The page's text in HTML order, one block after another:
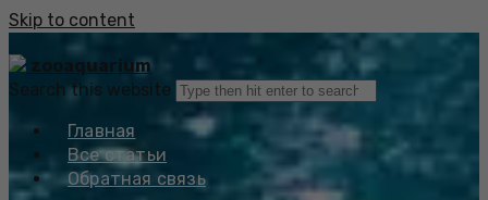
Skip to content
zooaquarium
Search this website
Главная
Все статьи
Обратная связь